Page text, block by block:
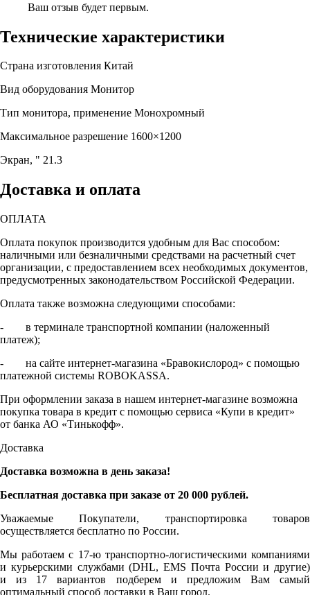
Ваш отзыв будет первым.
Технические характеристики
Страна изготовления Китай
Вид оборудования Монитор
Тип монитора, применение Монохромный
Максимальное разрешение 1600×1200
Экран, " 21.3
Доставка и оплата
ОПЛАТА
Оплата покупок производится удобным для Вас способом:
наличными или безналичными средствами на расчетный счет
организации, с предоставлением всех необходимых документов,
предусмотренных законодательством Российской Федерации.
Оплата также возможна следующими способами:
- в терминале транспортной компании (наложенный
платеж);
- на сайте интернет-магазина «Бравокислород» с помощью
платежной системы ROBOKASSA.
При оформлении заказа в нашем интернет-магазине возможна
покупка товара в кредит с помощью сервиса «Купи в кредит»
от банка АО «Тинькофф».
Доставка
Доставка возможна в день заказа!
Бесплатная доставка при заказе от 20 000 рублей.
Уважаемые Покупатели, транспортировка товаров
осуществляется бесплатно по России.
Мы работаем с 17-ю транспортно-логистическими компаниями
и курьерскими службами (DHL, EMS Почта России и другие)
и из 17 вариантов подберем и предложим Вам самый
оптимальный способ доставки в Ваш город.